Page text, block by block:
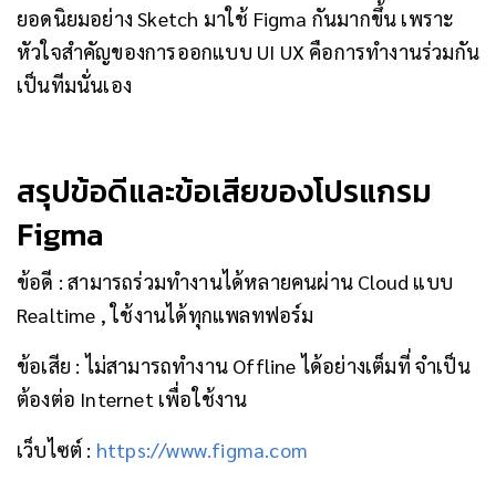
ยอดนิยมอย่าง Sketch มาใช้ Figma กันมากขึ้น เพราะ
หัวใจสำคัญของการออกแบบ UI UX คือการทำงานร่วมกัน
เป็นทีมนั่นเอง
สรุปข้อดีและข้อเสียของโปรแกรม
Figma
ข้อดี : สามารถร่วมทำงานได้หลายคนผ่าน Cloud แบบ
Realtime , ใช้งานได้ทุกแพลทฟอร์ม
ข้อเสีย : ไม่สามารถทำงาน Offline ได้อย่างเต็มที่ จำเป็น
ต้องต่อ Internet เพื่อใช้งาน
เว็บไซต์ : https://www.figma.com